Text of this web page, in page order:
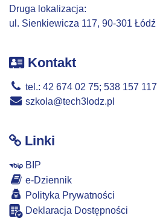
Druga lokalizacja:
ul. Sienkiewicza 117, 90-301 Łódź
Kontakt
tel.: 42 674 02 75; 538 157 117
szkola@tech3lodz.pl
Linki
BIP
e-Dziennik
Polityka Prywatności
Deklaracja Dostępności